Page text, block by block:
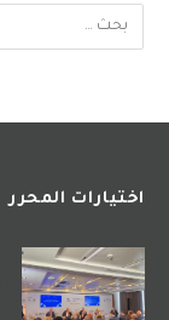
اختيارات المحرر